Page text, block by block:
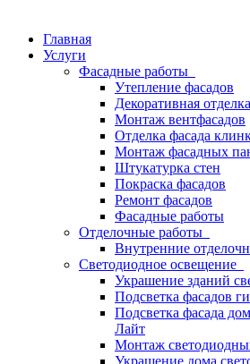
Главная
Услуги
Фасадные работы
Утепление фасадов
Декоративная отделка
Монтаж вентфасадов
Отделка фасада
Монтаж фасадных
Штукатурка стен
Покраска фасадов
Ремонт фасадов
Фасадные работы
Отделочные работы
Внутренние
Светодиодное освещение
Украшение зданий
Подсветка фасадов
Подсветка фасада
Лайт
Монтаж
Украшение дома